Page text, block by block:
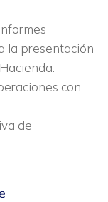
la presentación
con
de